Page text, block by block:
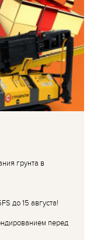
грунта в
до 15 августа!
перед